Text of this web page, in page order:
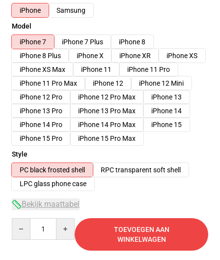
iPhone
Samsung
Model
iPhone 7
iPhone 7 Plus
iPhone 8
iPhone 8 Plus
iPhone X iPhone XR
iPhone XS
iPhone XS Max
iPhone 11
iPhone 11 Pro
iPhone 11 Pro Max
iPhone 12
iPhone 12 Mini
iPhone 12 Pro
iPhone 12 Pro Max
iPhone 13
iPhone 13 Pro
iPhone 13 Pro Max
iPhone 14
iPhone 14 Pro
iPhone 14 Pro Max
iPhone 15
iPhone 15 Pro
iPhone 15 Pro Max
Style
PC black frosted shell
RPC transparent soft shell
LPC glass phone case
Bekijk maattabel
TOEVOEGEN AAN
WINKELWAGEN